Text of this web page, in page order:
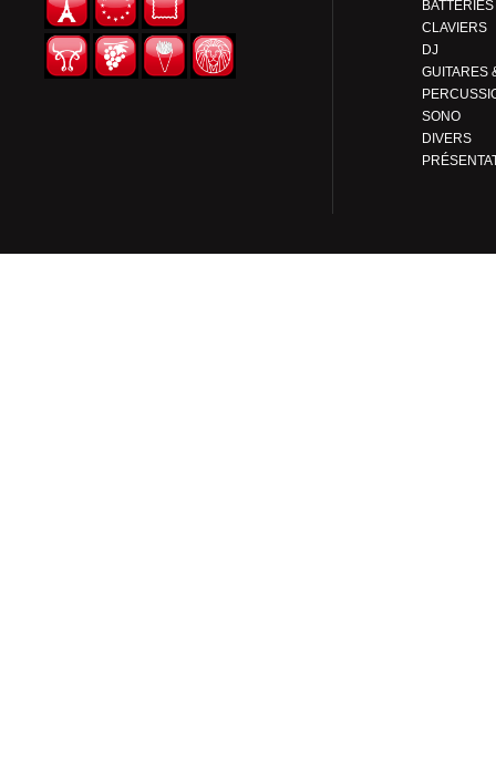
BATTERIES
CLAVIERS
DJ
SONO
DIVERS